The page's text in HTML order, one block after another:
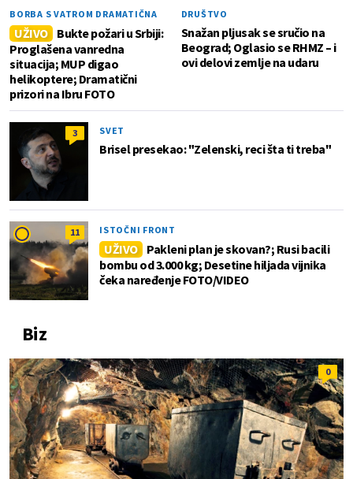
BORBA S VATROM DRAMATIČNA
UŽIVO
Bukte požari u Srbiji:
Proglašena vanredna
situacija; MUP digao
helikoptere; Dramatični
prizori na Ibru FOTO
DRUŠTVO
Snažan pljusak se sručio na
Beograd; Oglasio se RHMZ – i
ovi delovi zemlje na udaru
3 SVET
Brisel presekao: "Zelenski, reci šta ti treba"
11 ISTOČNI FRONT
UŽIVO
Pakleni plan je skovan?; Rusi bacili
bombu od 3.000 kg; Desetine hiljada vijnika
čeka naređenje FOTO/VIDEO
Biz
0